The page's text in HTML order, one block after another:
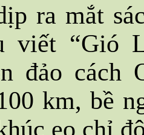
ra mắt
viết “Gió
đảo cách
km, bề
eo chỉ